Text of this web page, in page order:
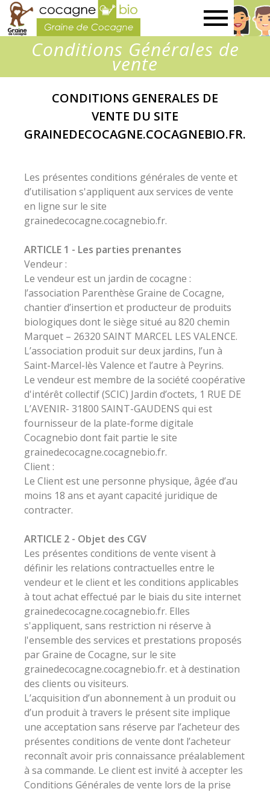
de
Conditions Générales de
vente
CONDITIONS GENERALES DE
VENTE DU SITE
GRAINEDECOCAGNE.COCAGNEBIO.FR.
Les présentes conditions générales de vente et
d’utilisation s'appliquent aux services de vente
en ligne sur le site
grainedecocagne.cocagnebio.fr.
ARTICLE 1 - Les parties prenantes
Vendeur :
Le vendeur est un jardin de cocagne :
l’association Parenthèse Graine de Cocagne,
chantier d’insertion et producteur de produits
biologiques dont le siège situé au 820 chemin
Marquet – 26320 SAINT MARCEL LES VALENCE.
L’association produit sur deux jardins, l’un à
Saint-Marcel-lès Valence et l’autre à Peyrins.
Le vendeur est membre de la société coopérative
d'intérêt collectif (SCIC) Jardin d’octets, 1 RUE DE
L’AVENIR- 31800 SAINT-GAUDENS qui est
fournisseur de la plate-forme digitale
Cocagnebio dont fait partie le site
grainedecocagne.cocagnebio.fr.
Client :
Le Client est une personne physique, âgée d’au
moins 18 ans et ayant capacité juridique de
contracter.
ARTICLE 2 - Objet des CGV
Les présentes conditions de vente visent à
définir les relations contractuelles entre le
vendeur et le client et les conditions applicables
à tout achat effectué par le biais du site internet
grainedecocagne.cocagnebio.fr. Elles
s'appliquent, sans restriction ni réserve à
l'ensemble des services et prestations proposés
par Graine de Cocagne, sur le site
grainedecocagne.cocagnebio.fr. et à destination
des clients ou visiteurs.
L’acquisition d’un abonnement à un produit ou
d’un produit à travers le présent site implique
une acceptation sans réserve par l’acheteur des
présentes conditions de vente dont l’acheteur
reconnaît avoir pris connaissance préalablement
à sa commande. Le client est invité à accepter les
Conditions Générales de vente lors de la prise